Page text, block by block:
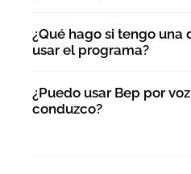
¿Qué hago si tengo una
usar el programa?
¿Puedo usar Bep por
conduzco?